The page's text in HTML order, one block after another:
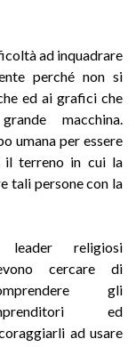
ad inquadrare
perché non si
ed ai grafici che
macchina.
umana per essere
il terreno in cui la
tali persone con la
religiosi
cercare di
gli
ed
ad usare